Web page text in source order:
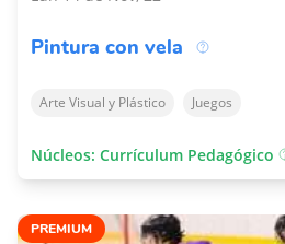
Pintura con vela
Arte Visual y Plástico Juegos
Núcleos: Currículum Pedagógico
PREMIUM